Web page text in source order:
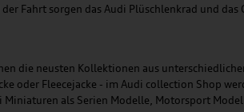
Fahrt sorgen das Audi Plüschlenkrad und das
die neusten Kollektionen aus
oder Fleecejacke - im Audi collection Shop
als Serien Modelle, Motorsport